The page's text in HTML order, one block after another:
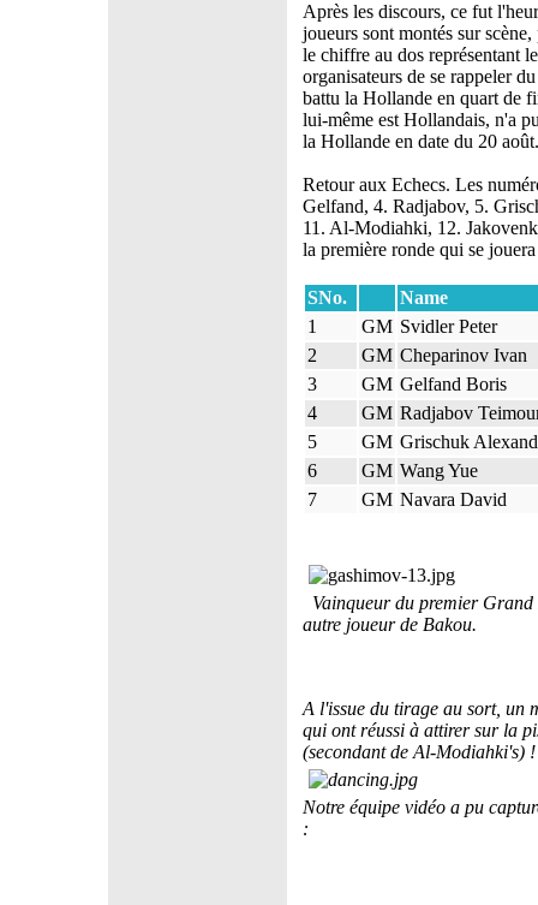
Après les discours, ce fut
joueurs sont montés sur
le chiffre au dos représentant
organisateurs de se rappeler
battu la Hollande en quart de
lui-même est Hollandais, n'a
la Hollande en date du 20
Retour aux Echecs. Les
Gelfand, 4. Radjabov, 5.
11. Al-Modiahki, 12.
la première ronde qui se
SNo.
Name
1
GM Svidler Peter
2
GM Cheparinov Ivan
3
GM Gelfand Boris
4
GM Radjabov
5
GM Grischuk
6
GM Wang Yue
7
GM Navara David
Vainqueur du premier
autre joueur de Bakou.
A l'issue du tirage au sort, un
qui ont réussi à attirer sur la
(secondant de Al-Modiahki's) !
Notre équipe vidéo a pu
: